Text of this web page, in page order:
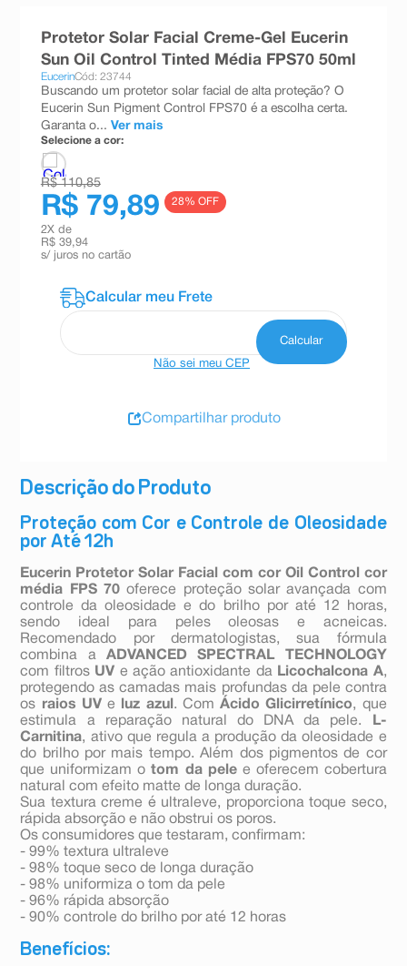
Descrição do Produto
Proteção com Cor e Controle de Oleosidade
por Até 12h
Eucerin Protetor Solar Facial com cor Oil Control cor
média FPS 70 oferece proteção solar avançada com
controle da oleosidade e do brilho por até 12 horas,
sendo ideal para peles oleosas e acneicas.
Recomendado por dermatologistas, sua fórmula
combina aADVANCED SPECTRAL TECHNOLOGY
com filtrosUV e ação antioxidante daLicochalcona A,
protegendo as camadas mais profundas da pele contra
os raios UVe luz azul . ComÁcido Glicirretínico, que
estimula a reparação natural do DNA da pele.
L-
Carnitina, ativo que regula a produção da oleosidade e
do brilho por mais tempo. Além dos pigmentos de cor
que uniformizam otom da pelee oferecem cobertura
natural com efeito matte de longa duração.
Sua textura creme é ultraleve, proporciona toque seco,
rápida absorção e não obstrui os poros.
Os consumidores que testaram, confirmam:
- 99% textura ultraleve
- 98% toque seco de longa duração
- 98% uniformiza o tom da pele
- 96% rápida absorção
- 90% controle do brilho por até 12 horas
Benefícios:
Protetor Solar Facial Creme-Gel Eucerin
Sun Oil Control Tinted Média FPS70 50ml
EucerinCód: 23744
Buscando um protetor solar facial de alta proteção? O
Eucerin Sun Pigment Control FPS70 é a escolha certa.
Garanta o... Ver mais
Selecione a cor:
R$ 110,85
R$ 79,89 28% OFF
2X de
R$ 39,94
s/ juros no cartão
Não sei meu CEP
Compartilhar produto
esmalte
10ºabsorvente